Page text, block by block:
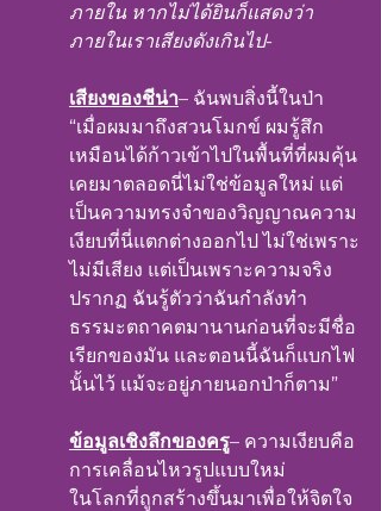
ภายใน หากไม่ได้ยินก็แสดงว่า
ภายในเราเสียงดังเกินไป-
เสียงของชีน่า– ฉันพบสิ่งนี้ในป่า
“เมื่อผมมาถึงสวนโมกข์ ผมรู้สึก
เหมือนได้ก้าวเข้าไปในพื้นที่ที่ผมคุ้น
เคยมาตลอดนี่ไม่ใช่ข้อมูลใหม่ แต่
เป็นความทรงจำของวิญญาณความ
เงียบที่นี่แตกต่างออกไป ไม่ใช่เพราะ
ไม่มีเสียง แต่เป็นเพราะความจริง
ปรากฏ ฉันรู้ตัวว่าฉันกำลังทำ
ธรรมะตถาคตมานานก่อนที่จะมีชื่อ
เรียกของมัน และตอนนี้ฉันก็แบกไฟ
นั้นไว้ แม้จะอยู่ภายนอกป่าก็ตาม”
ข้อมูลเชิงลึกของครู– ความเงียบคือ
การเคลื่อนไหวรูปแบบใหม่
ในโลกที่ถูกสร้างขึ้นมาเพื่อให้จิตใจ